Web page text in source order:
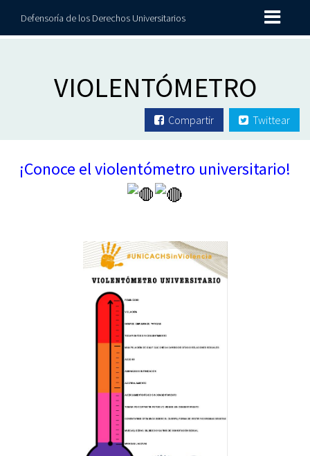
Defensoría de los Derechos Universitarios
VIOLENTÓMETRO
Compartir Twittear
¡Conoce el violentómetro universitario!